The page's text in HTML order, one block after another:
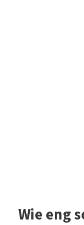
Wie eng